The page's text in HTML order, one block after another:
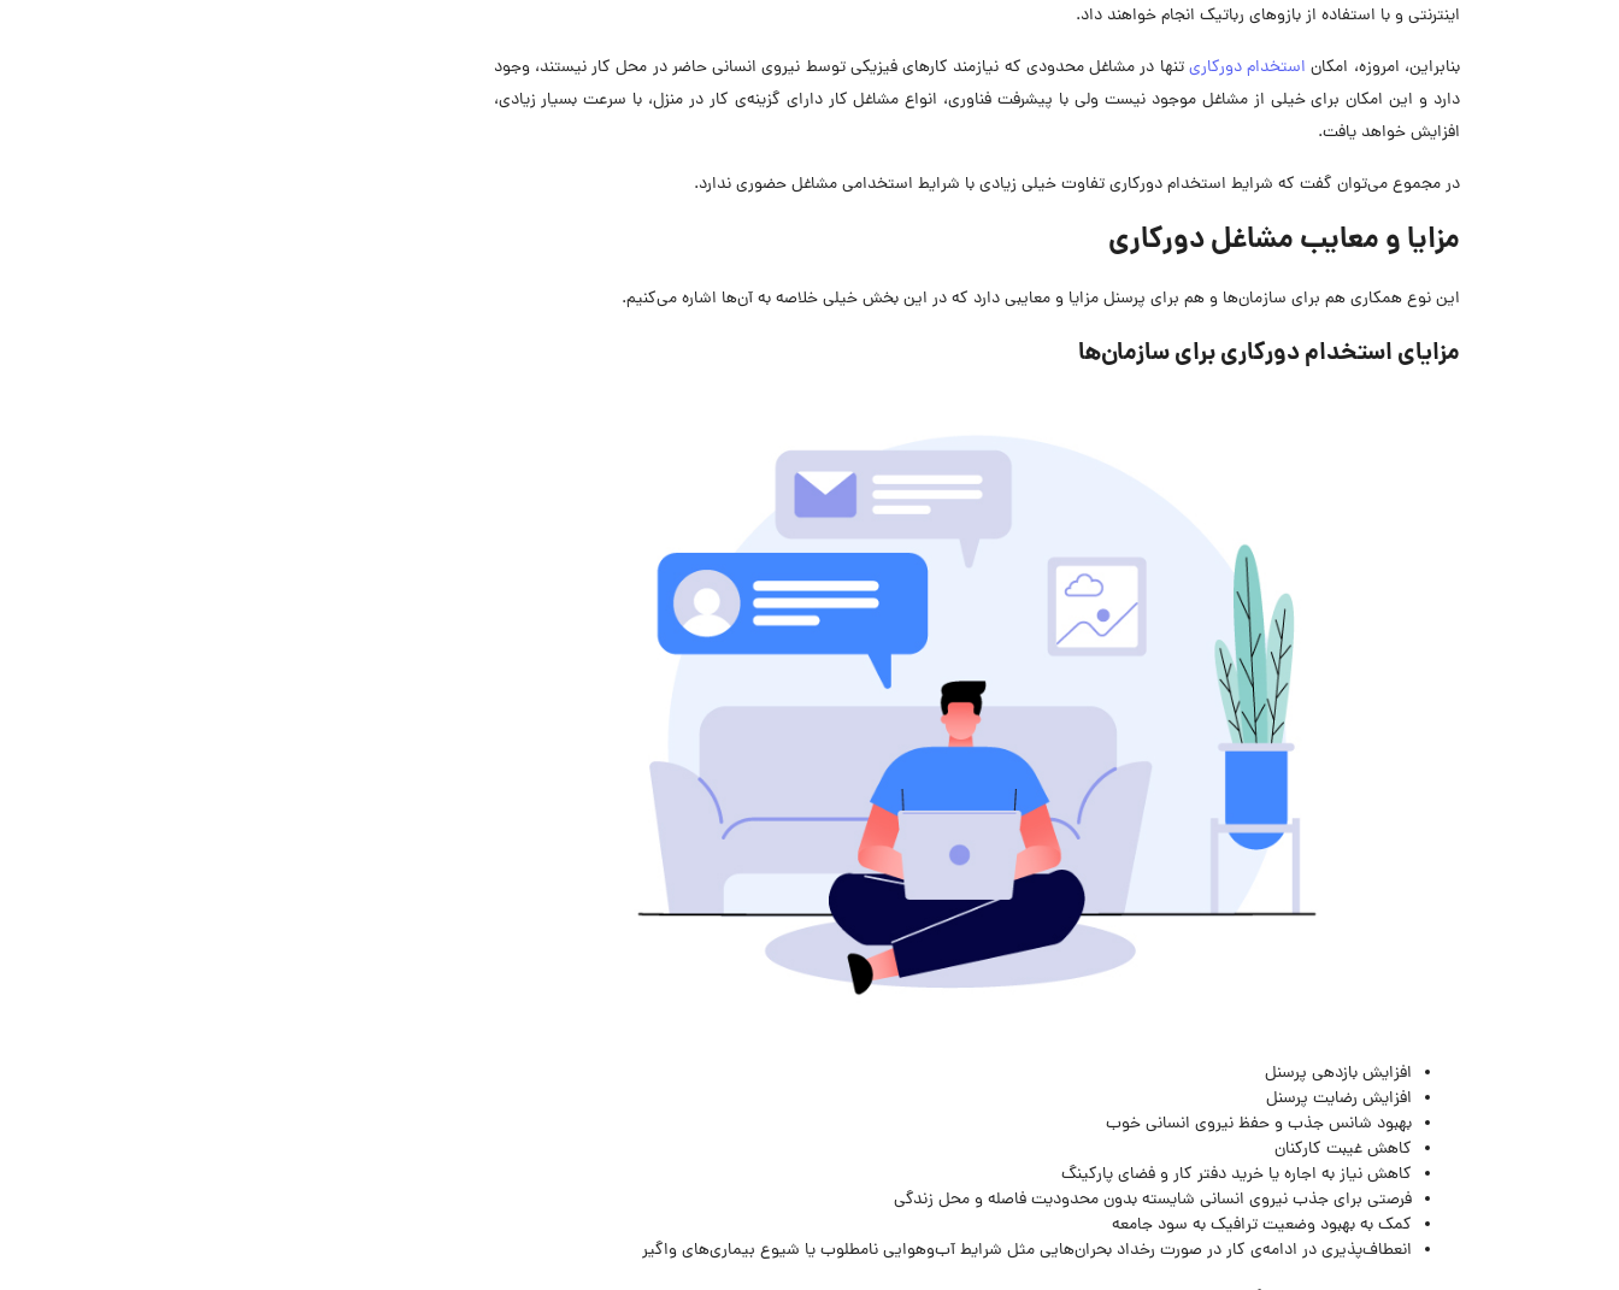
اینترنتی و با استفاده از بازوهای رباتیک انجام خواهند داد.
بنابراین، امروزه، امکان استخدام دورکاریتنها در مشاغل محدودی که نیازمند کارهای فیزیکی توسط نیروی انسانی حاضر در محل کار نیستند، وجود
دارد و این امکان برای خیلی از مشاغل موجود نیست ولی با پیشرفت فناوری، انواع مشاغل کار دارای گزینه‌ی کار در منزل، با سرعت بسیار زیادی،
افزایش خواهد یافت.
در مجموع می‌توان گفت که شرایط استخدام دورکاری تفاوت خیلی زیادی با شرایط استخدامی مشاغل حضوری ندارد.
مزایا و معایبمشاغل دورکاری
این نوع همکاری هم برای سازمان‌ها و هم برای پرسنل مزایا و معایبی دارد که در این بخش خیلی خلاصه به آن‌ها اشاره می‌کنیم.
مزایای استخدام دورکاری برای سازمان‌ها
افزایش بازدهی پرسنل
افزایش رضایت پرسنل
بهبود شانس جذب و حفظ نیروی انسانی خوب
کاهش غیبت کارکنان
کاهش نیاز به اجاره یا خرید دفتر کار و فضای پارکینگ
فرصتی برای جذب نیروی انسانی شایسته بدون محدودیت فاصله و محل زندگی
کمک به بهبود وضعیت ترافیک به سود جامعه
انعطاف‌پذیری در ادامه‌ی کار در صورت رخداد بحران‌هایی مثل شرایط آب‌وهوایی نامطلوب یا شیوع بیماری‌های واگیر